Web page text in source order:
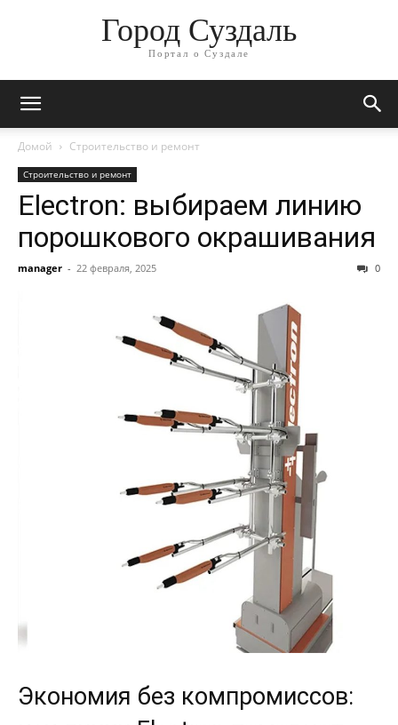
Город Суздаль
Портал о Суздале
Домой Строительство и ремонт
Строительство и ремонт
Electron: выбираем линию
порошкового окрашивания
manager - 22 февраля, 2025 0
Экономия без компромиссов: